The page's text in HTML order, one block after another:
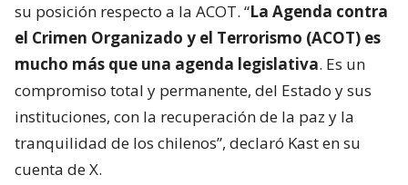
su posición respecto a la ACOT. “La Agenda contra
el Crimen Organizado y el Terrorismo (ACOT) es
mucho más que una agenda legislativa. Es un
compromiso total y permanente, del Estado y sus
instituciones, con la recuperación de la paz y la
tranquilidad de los chilenos”, declaró Kast en su
cuenta de X.